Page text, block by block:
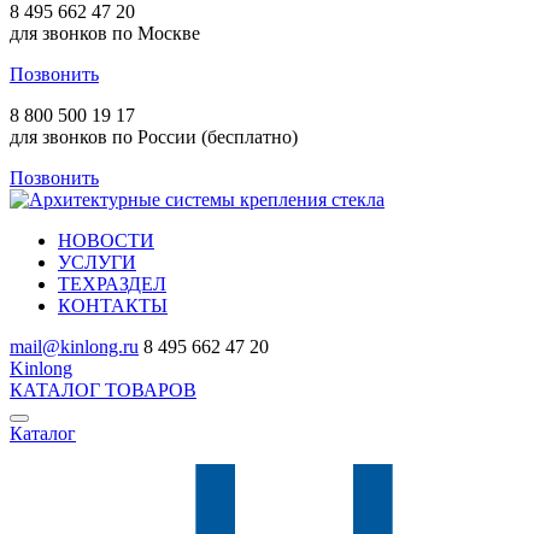
8 495 662 47 20
для звонков по Москве
Позвонить
8 800 500 19 17
для звонков по России (бесплатно)
Позвонить
НОВОСТИ
УСЛУГИ
ТЕХРАЗДЕЛ
КОНТАКТЫ
mail@kinlong.ru 8 495 662 47 20
Kinlong
КАТАЛОГ ТОВАРОВ
Каталог